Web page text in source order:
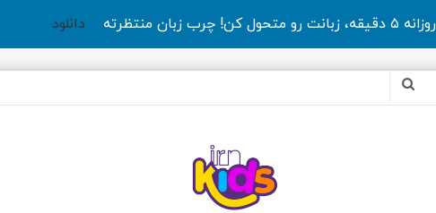
روزانه ۵ دقیقه، زبانت رو متحول کن! چرب زبان منتظرته دانلود
جستجو